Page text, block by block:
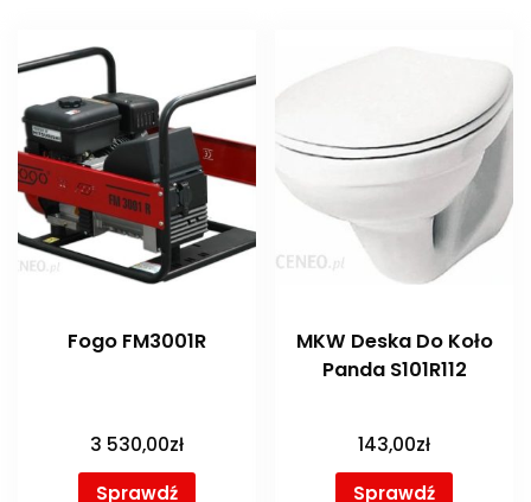
Fogo FM3001R
3 530,00zł
Sprawdź
MKW Deska Do Koło
Panda S101R112
143,00zł
Sprawdź